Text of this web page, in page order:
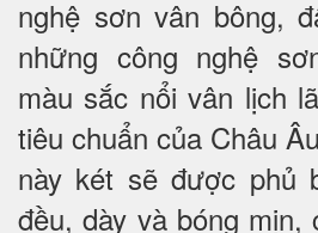
nghệ sơn vân bông,
những công nghệ
màu sắc nổi vân lịch
tiêu chuẩn của Châu
này két sẽ được phủ
đều, dày và bóng mịn,